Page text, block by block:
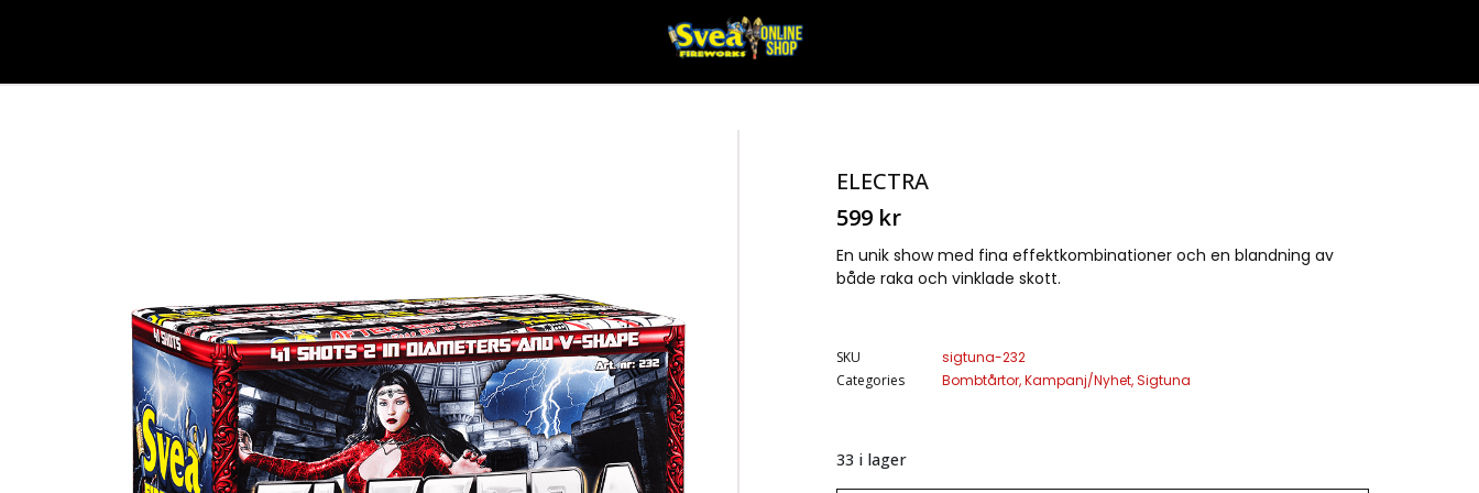
ELECTRA
599 kr
En unik show med fina effektkombinationer och en blandning av
både raka och vinklade skott.
SKU
sigtuna-232
Categories
Bombtårtor,Kampanj/Nyhet,Sigtuna
33 i lager